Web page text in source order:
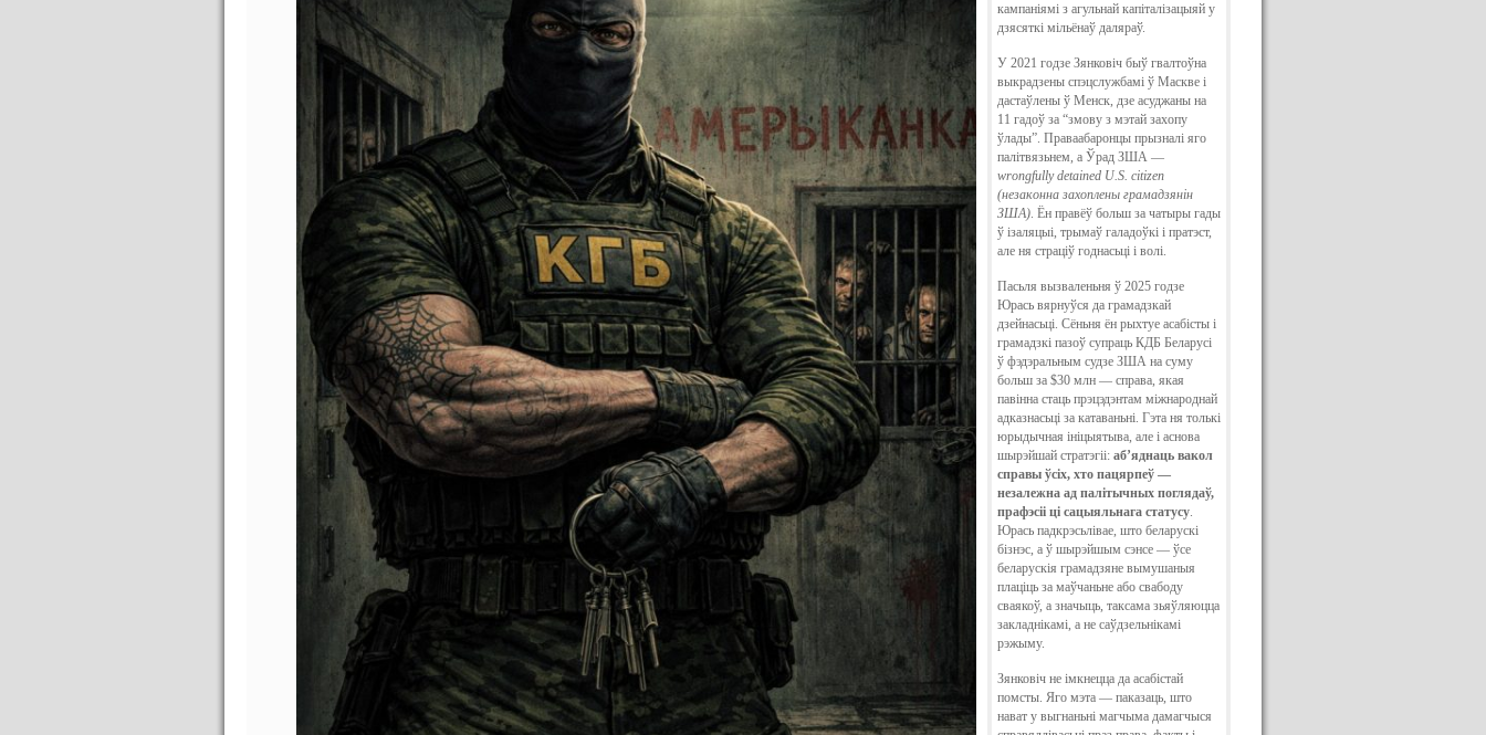
кампаніямі з агульнай капіталізацыяй у
дзясяткі мільёнаў даляраў.
У 2021 годзе Зянковіч быў гвалтоўна
выкрадзены спэцслужбамі ў Маскве і
дастаўлены ў Менск, дзе асуджаны на
11 гадоў за “змову з мэтай захопу
ўлады”. Праваабаронцы прызналі яго
палітвязьнем, а Ўрад ЗША —
wrongfully detained U.S. citizen
(незаконна захоплены грамадзянін
ЗША). Ён правёў больш за чатыры гады
ў ізаляцыі, трымаў галадоўкі і пратэст,
але ня страціў годнасьці і волі.
Пасьля вызваленьня ў 2025 годзе
Юрась вярнуўся да грамадзкай
дзейнасьці. Сёньня ён рыхтуе асабісты і
грамадзкі пазоў супраць КДБ Беларусі
ў фэдэральным судзе ЗША на суму
больш за $30 млн — справа, якая
павінна стаць прэцэдэнтам міжнароднай
адказнасьці за катаваньні. Гэта ня толькі
юрыдычная ініцыятыва, але і аснова
шырэйшай стратэгіі: аб’яднаць вакол
справы ўсіх, хто пацярпеў —
незалежна ад палітычных поглядаў,
прафэсіі ці сацыяльнага статусу.
Юрась падкрэсьлівае, што беларускі
бізнэс, а ў шырэйшым сэнсе — ўсе
беларускія грамадзяне вымушаныя
плаціць за маўчаньне або свабоду
сваякоў, а значыць, таксама зьяўляюцца
закладнікамі, а не саўдзельнікамі
рэжыму.
Зянковіч не імкнецца да асабістай
помсты. Яго мэта — паказаць, што
нават у выгнаньні магчыма дамагчыся